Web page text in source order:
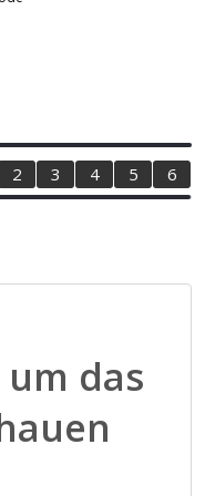
2 3 4 5
6
um das